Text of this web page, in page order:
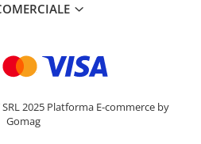
2025 Platforma E-commerce by
Gomag